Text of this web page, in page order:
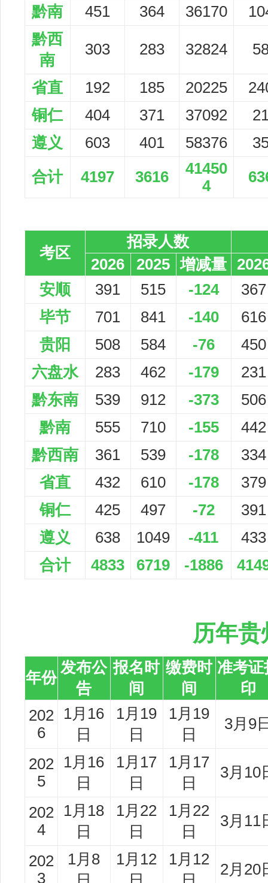
黔南 451 364 36170
黔西
南
303 283 32824
省直 192 185 20225
铜仁
404 371 37092
遵义
603 401 58376
合计 4197 3616
41450
4
考区
招录人数
2026
2025 增减量
安顺
391 515 -124
367
毕节
701 841 -140
616
贵阳
508 584 -76
450
六盘水
283 462 -179
231
黔东南
539 912 -373
506
黔南
555 710 -155
442
黔西南
361 539 -178
334
省直
432 610 -178
379
铜仁
425 497 -72
391
遵义
638 1049 -411
433
合计
4833 6719 -1886
历年
年份
发布公
告
报名时
间
缴费时
间
准考证
印
202
6
1月16
日
1月19
日
1月19
日
3月9
202
5
1月16
日
1月17
日
1月17
日
3月10
202
4
1月18
日
1月22
日
1月22
日
3月11
202
3
1月8
1月12
1月12
2月20